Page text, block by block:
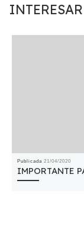
INTERESAR
Publicada 21/04/2020
IMPORTANTE